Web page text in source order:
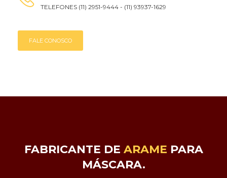
TELEFONES (11) 2951-9444 - (11) 93937-1629
FALE CONOSCO
FABRICANTE DE ARAME PARA
MÁSCARA.